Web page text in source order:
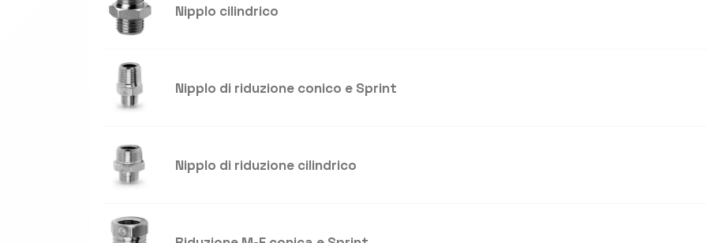
Nipplo cilindrico
Nipplo di riduzione conico e Sprint
Nipplo di riduzione cilindrico